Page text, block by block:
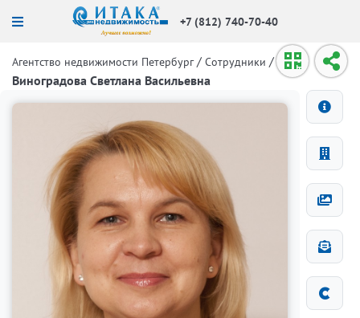
+7 (812) 740-70-40
Агентство недвижимости Петербург / Сотрудники /
Виноградова Светлана Васильевна